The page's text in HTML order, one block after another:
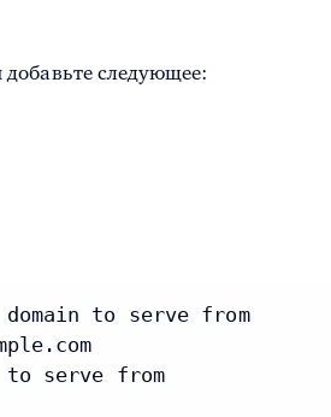
следующее:
to serve from
to serve from